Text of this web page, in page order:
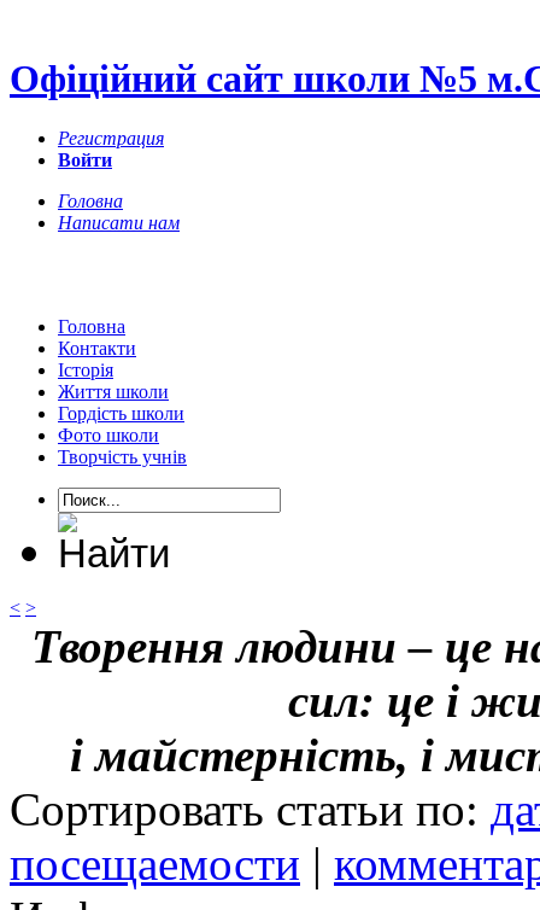
Офіційний сайт школи №5
Регистрация
Войти
Головна
Написати нам
Головна
Контакти
Історія
Життя школи
Гордість школи
Фото школи
Творчість учнів
< >
Творення людини – це
сил: це і
і майстерність, і
Сортировать статьи по:
посещаемости |